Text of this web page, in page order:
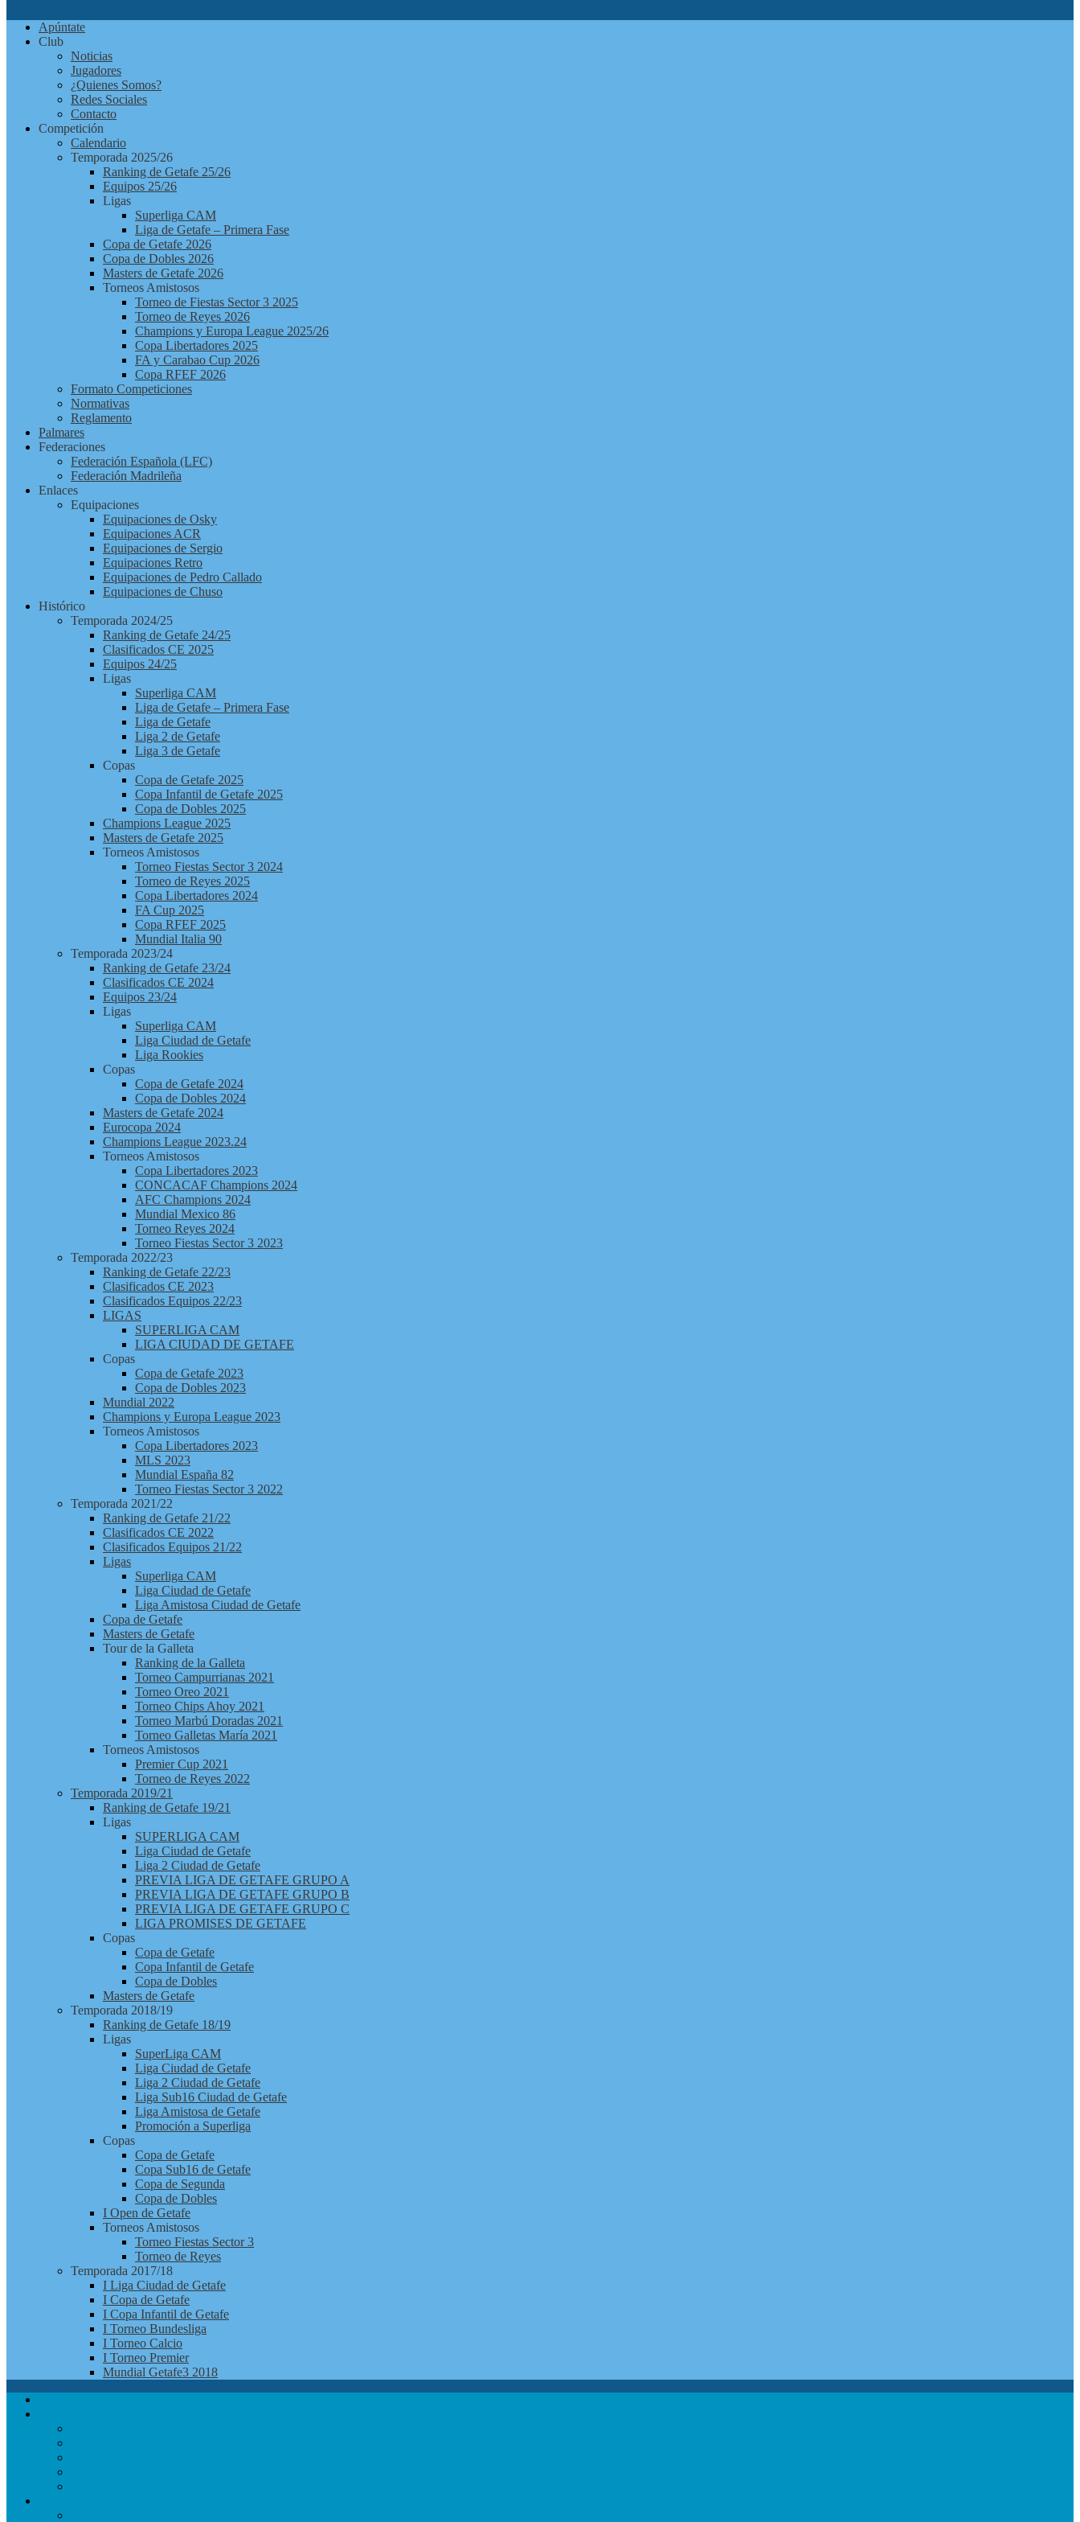
Apúntate
Club
Noticias
Jugadores
¿Quienes Somos?
Redes Sociales
Contacto
Competición
Calendario
Temporada 2025/26
Ranking de Getafe 25/26
Equipos 25/26
Ligas
Superliga CAM
Liga de Getafe – Primera Fase
Copa de Getafe 2026
Copa de Dobles 2026
Masters de Getafe 2026
Torneos Amistosos
Torneo de Fiestas Sector 3 2025
Torneo de Reyes 2026
Champions y Europa League 2025/26
Copa Libertadores 2025
FA y Carabao Cup 2026
Copa RFEF 2026
Formato Competiciones
Normativas
Reglamento
Palmares
Federaciones
Federación Española (LFC)
Federación Madrileña
Enlaces
Equipaciones
Equipaciones de Osky
Equipaciones ACR
Equipaciones de Sergio
Equipaciones Retro
Equipaciones de Pedro Callado
Equipaciones de Chuso
Histórico
Temporada 2024/25
Ranking de Getafe 24/25
Clasificados CE 2025
Equipos 24/25
Ligas
Superliga CAM
Liga de Getafe – Primera Fase
Liga de Getafe
Liga 2 de Getafe
Liga 3 de Getafe
Copas
Copa de Getafe 2025
Copa Infantil de Getafe 2025
Copa de Dobles 2025
Champions League 2025
Masters de Getafe 2025
Torneos Amistosos
Torneo Fiestas Sector 3 2024
Torneo de Reyes 2025
Copa Libertadores 2024
FA Cup 2025
Copa RFEF 2025
Mundial Italia 90
Temporada 2023/24
Ranking de Getafe 23/24
Clasificados CE 2024
Equipos 23/24
Ligas
Superliga CAM
Liga Ciudad de Getafe
Liga Rookies
Copas
Copa de Getafe 2024
Copa de Dobles 2024
Masters de Getafe 2024
Eurocopa 2024
Champions League 2023.24
Torneos Amistosos
Copa Libertadores 2023
CONCACAF Champions 2024
AFC Champions 2024
Mundial Mexico 86
Torneo Reyes 2024
Torneo Fiestas Sector 3 2023
Temporada 2022/23
Ranking de Getafe 22/23
Clasificados CE 2023
Clasificados Equipos 22/23
LIGAS
SUPERLIGA CAM
LIGA CIUDAD DE GETAFE
Copas
Copa de Getafe 2023
Copa de Dobles 2023
Mundial 2022
Champions y Europa League 2023
Torneos Amistosos
Copa Libertadores 2023
MLS 2023
Mundial España 82
Torneo Fiestas Sector 3 2022
Temporada 2021/22
Ranking de Getafe 21/22
Clasificados CE 2022
Clasificados Equipos 21/22
Ligas
Superliga CAM
Liga Ciudad de Getafe
Liga Amistosa Ciudad de Getafe
Copa de Getafe
Masters de Getafe
Tour de la Galleta
Ranking de la Galleta
Torneo Campurrianas 2021
Torneo Oreo 2021
Torneo Chips Ahoy 2021
Torneo Marbú Doradas 2021
Torneo Galletas María 2021
Torneos Amistosos
Premier Cup 2021
Torneo de Reyes 2022
Temporada 2019/21
Ranking de Getafe 19/21
Ligas
SUPERLIGA CAM
Liga Ciudad de Getafe
Liga 2 Ciudad de Getafe
PREVIA LIGA DE GETAFE GRUPO A
PREVIA LIGA DE GETAFE GRUPO B
PREVIA LIGA DE GETAFE GRUPO C
LIGA PROMISES DE GETAFE
Copas
Copa de Getafe
Copa Infantil de Getafe
Copa de Dobles
Masters de Getafe
Temporada 2018/19
Ranking de Getafe 18/19
Ligas
SuperLiga CAM
Liga Ciudad de Getafe
Liga 2 Ciudad de Getafe
Liga Sub16 Ciudad de Getafe
Liga Amistosa de Getafe
Promoción a Superliga
Copas
Copa de Getafe
Copa Sub16 de Getafe
Copa de Segunda
Copa de Dobles
I Open de Getafe
Torneos Amistosos
Torneo Fiestas Sector 3
Torneo de Reyes
Temporada 2017/18
I Liga Ciudad de Getafe
I Copa de Getafe
I Copa Infantil de Getafe
I Torneo Bundesliga
I Torneo Calcio
I Torneo Premier
Mundial Getafe3 2018